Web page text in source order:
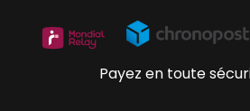
Payez en toute